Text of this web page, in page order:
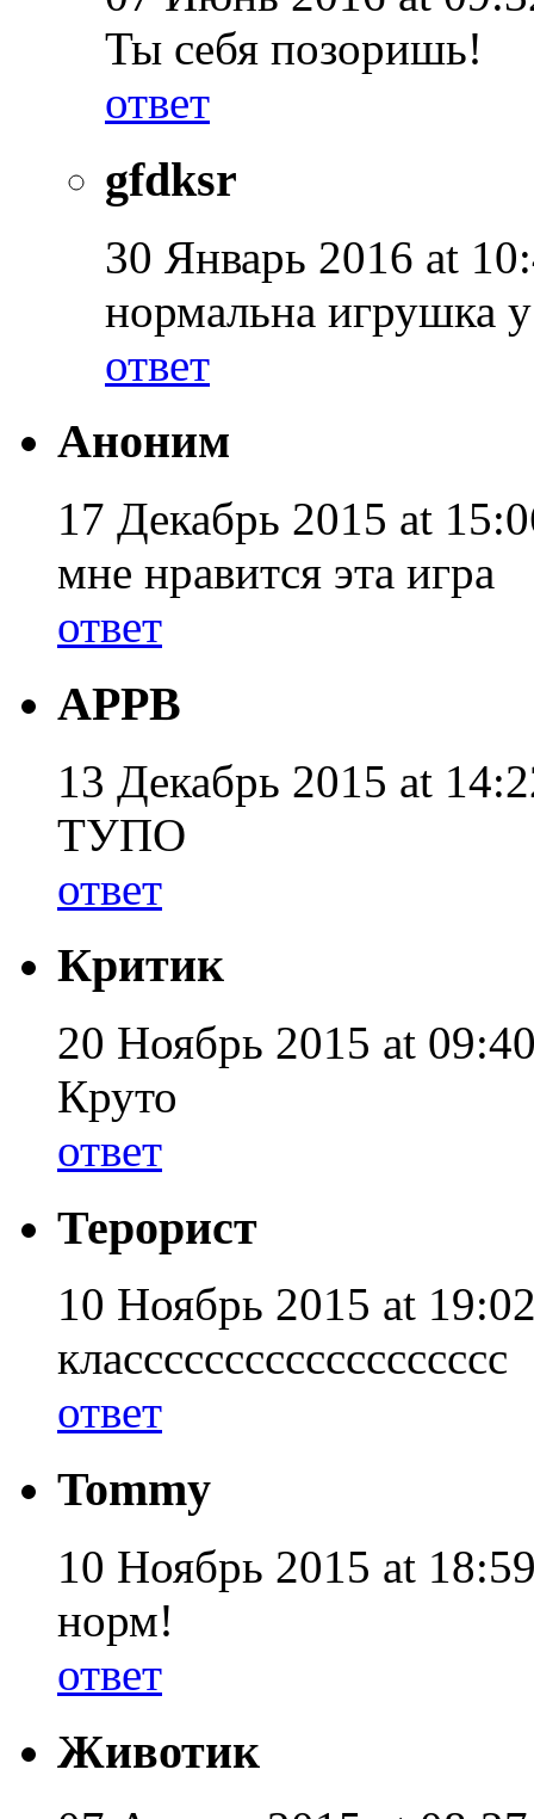
Ты себя позоришь!
ответ
gfdksr
30 Январь 2016 at
нормальна игрушка
ответ
Аноним
17 Декабрь 2015 at
мне нравится эта игра
ответ
АРРВ
13 Декабрь 2015 at
ТУПО
ответ
Критик
20 Ноябрь 2015 at
Круто
ответ
Терорист
10 Ноябрь 2015 at
классссссссссссссссссс
ответ
Tommy
10 Ноябрь 2015 at
норм!
ответ
Животик